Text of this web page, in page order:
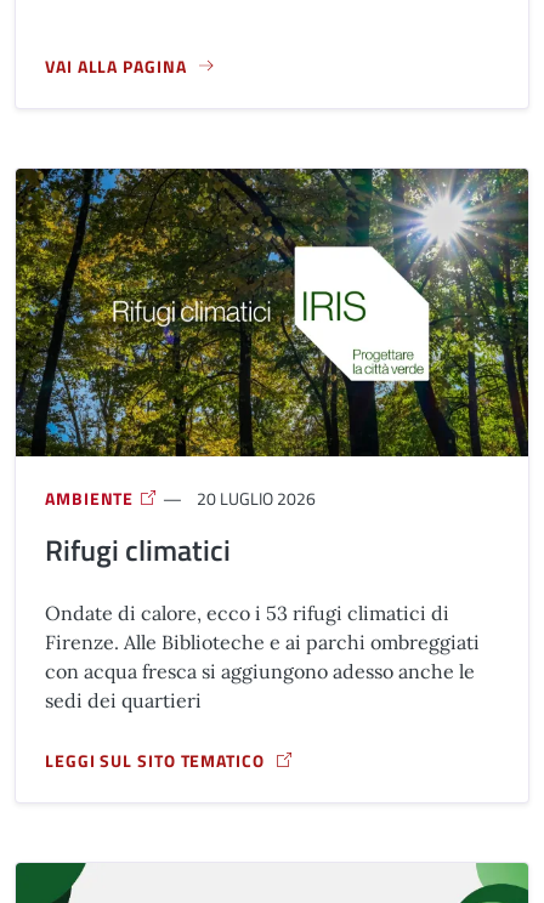
VAI ALLA PAGINA
A PROPOSITO DI CHIUSURE ESTIVE DEGLI UFFICI 2026
AMBIENTE 20 LUGLIO 2026
Rifugi climatici
Ondate di calore, ecco i 53 rifugi climatici di
Firenze. Alle Biblioteche e ai parchi ombreggiati
con acqua fresca si aggiungono adesso anche le
sedi dei quartieri
LEGGI SUL SITO TEMATICO
A PROPOSITO DI RIFUGI CLIMATICI